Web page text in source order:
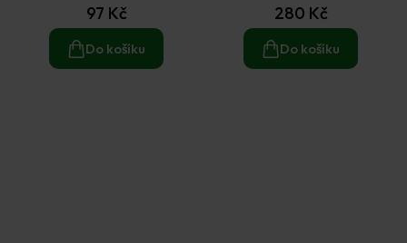
97 Kč
Do košíku
280 Kč
Do košíku